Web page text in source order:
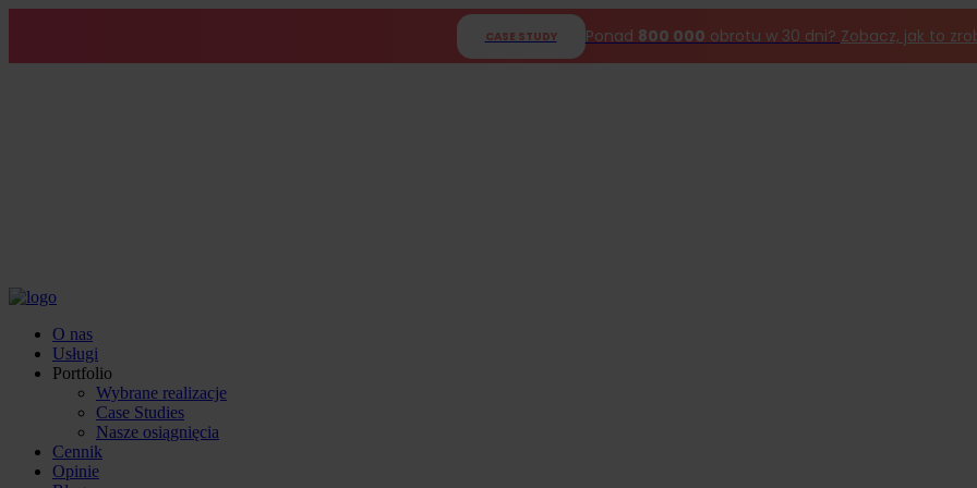
CASE STUDY Ponad 800 000 obrotu w 30 dni? Zobacz, jak to
O nas
Usługi
Portfolio
Wybrane realizacje
Case Studies
Nasze osiągnięcia
Cennik
Opinie